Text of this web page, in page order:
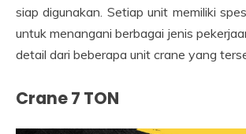
siap digunakan. Setiap unit memiliki
untuk menangani berbagai jenis
detail dari beberapa unit crane yang
Crane 7 TON